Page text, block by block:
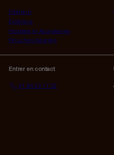
Intérieur
Extérieur
Housses et Accessoires
Peluches Géantes
Entrer en contact
01 84 23 17 32